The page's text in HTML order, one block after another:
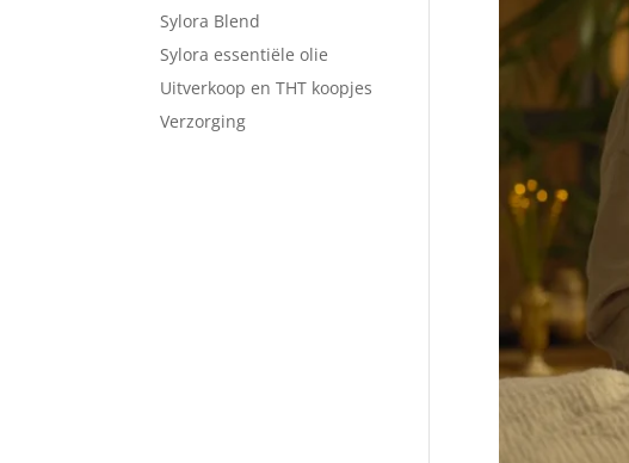
Sylora Blend
Sylora essentiële olie
Uitverkoop en THT koopjes
Verzorging